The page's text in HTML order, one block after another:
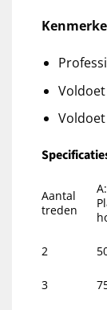
Voldoet
Voldoet
Aantal
treden
A:
2
3